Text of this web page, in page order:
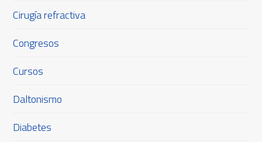
Cirugía refractiva
Congresos
Cursos
Daltonismo
Diabetes